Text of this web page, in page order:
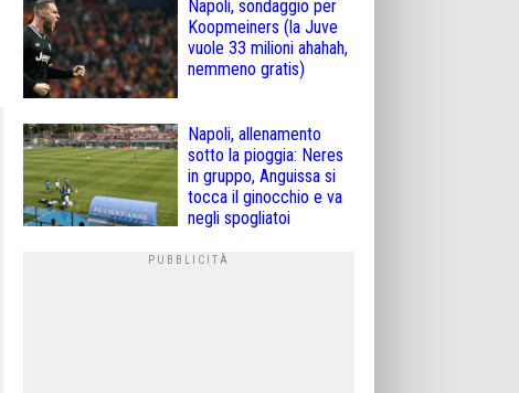
Napoli, sondaggio per
Koopmeiners (la Juve
vuole 33 milioni ahahah,
nemmeno gratis)
Napoli, allenamento
sotto la pioggia: Neres
in gruppo, Anguissa si
tocca il ginocchio e va
negli spogliatoi